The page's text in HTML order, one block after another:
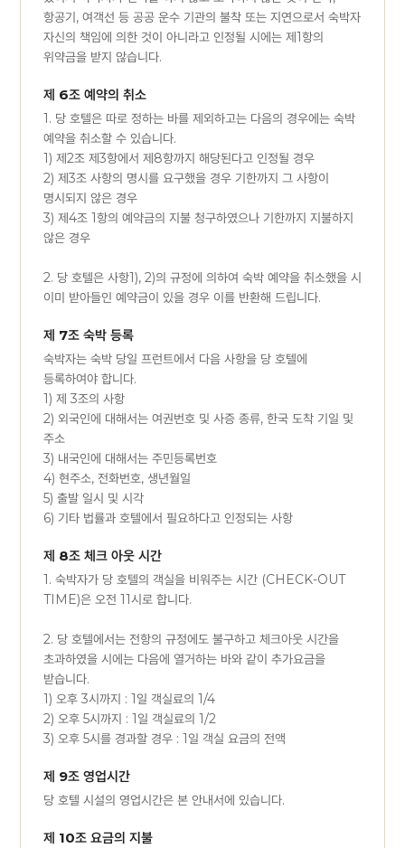
항공기, 여객선 등 공공 운수 기관의 불착 또는 지연으로서 숙박자
자신의 책임에 의한 것이 아니라고 인정될 시에는 제1항의
위약금을 받지 않습니다.
제 6조 예약의 취소
1. 당 호텔은 따로 정하는 바를 제외하고는 다음의 경우에는 숙박
예약을 취소할 수 있습니다.
1) 제2조 제3항에서 제8항까지 해당된다고 인정될 경우
2) 제3조 사항의 명시를 요구했을 경우 기한까지 그 사항이
명시되지 않은 경우
3) 제4조 1항의 예약금의 지불 청구하였으나 기한까지 지불하지
않은 경우
2. 당 호텔은 사항1), 2)의 규정에 의하여 숙박 예약을 취소했을 시
이미 받아들인 예약금이 있을 경우 이를 반환해 드립니다.
제 7조 숙박 등록
숙박자는 숙박 당일 프런트에서 다음 사항을 당 호텔에
등록하여야 합니다.
1) 제 3조의 사항
2) 외국인에 대해서는 여권번호 및 사증 종류, 한국 도착 기일 및
주소
3) 내국인에 대해서는 주민등록번호
4) 현주소, 전화번호, 생년월일
5) 출발 일시 및 시각
6) 기타 법률과 호텔에서 필요하다고 인정되는 사항
제 8조 체크 아웃 시간
1. 숙박자가 당 호텔의 객실을 비워주는 시간 (CHECK-OUT
TIME)은 오전 11시로 합니다.
2. 당 호텔에서는 전항의 규정에도 불구하고 체크아웃 시간을
초과하였을 시에는 다음에 열거하는 바와 같이 추가요금을
받습니다.
1) 오후 3시까지 : 1일 객실료의 1/4
2) 오후 5시까지 : 1일 객실료의 1/2
3) 오후 5시를 경과할 경우 : 1일 객실 요금의 전액
제 9조 영업시간
당 호텔 시설의 영업시간은 본 안내서에 있습니다.
제 10조 요금의 지불